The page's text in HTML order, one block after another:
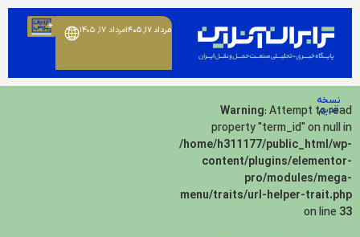
مرداد ۱۷, ۱۴۰۵ مرداد ۱۷, ۱۴۰۵
نسخه
قدیم Warning: Attempt to read
property "term_id" on null in
/home/h311177/public_html/wp-
content/plugins/elementor-
pro/modules/mega-
menu/traits/url-helper-trait.php
on line 33